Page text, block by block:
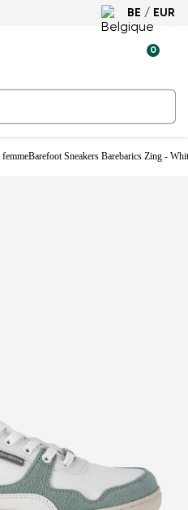
BE / EUR
0
femmeBarefoot Sneakers Barebarics Zing -